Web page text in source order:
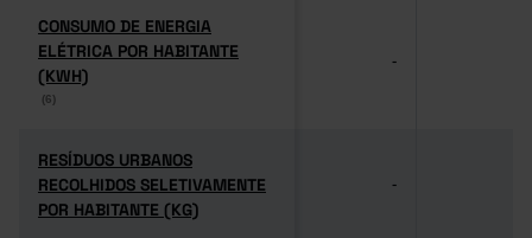
CONSUMO DE ENERGIA
ELÉTRICA POR HABITANTE
(KWH)
(6)
CONSUMO DE ENERGIA
ELÉTRICA POR HABITANTE
(KWH)
(6)
-
RESÍDUOS URBANOS
RECOLHIDOS SELETIVAMENTE
POR HABITANTE (KG)
RESÍDUOS URBANOS
RECOLHIDOS SELETIVAMENTE
POR HABITANTE (KG)
-